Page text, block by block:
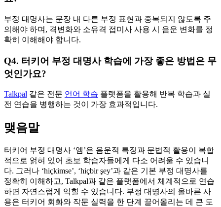
부정 대명사는 문장 내 다른 부정 표현과 중복되지 않도록 주
의해야 하며, 격변화와 소유격 접미사 사용 시 음운 변화를 정
확히 이해해야 합니다.
Q4. 터키어 부정 대명사 학습에 가장 좋은 방법은 무
엇인가요?
Talkpal 같은 전문 언어 학습 플랫폼을 활용해 반복 학습과 실
전 연습을 병행하는 것이 가장 효과적입니다.
맺음말
터키어 부정 대명사 ‘엠’은 음운적 특징과 문법적 활용이 복합
적으로 얽혀 있어 초보 학습자들에게 다소 어려울 수 있습니
다. 그러나 ‘hiçkimse’, ‘hiçbir şey’과 같은 기본 부정 대명사를
정확히 이해하고, Talkpal과 같은 플랫폼에서 체계적으로 연습
하면 자연스럽게 익힐 수 있습니다. 부정 대명사의 올바른 사
용은 터키어 회화와 작문 실력을 한 단계 끌어올리는 데 큰 도